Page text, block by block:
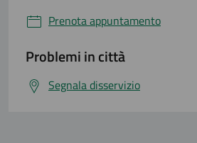
Prenota appuntamento
Problemi in città
Segnala disservizio